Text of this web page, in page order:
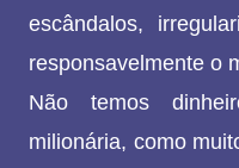
escândalos,
responsavelmente o
Não temos
milionária, como